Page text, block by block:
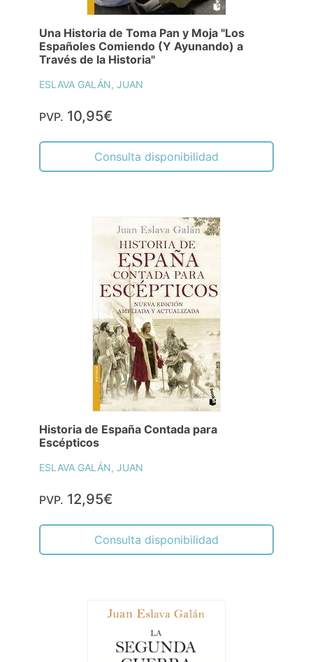
Una Historia de Toma Pan y Moja "Los
Españoles Comiendo (Y Ayunando) a
Través de la Historia"
ESLAVA GALÁN, JUAN
PVP. 10,95€
Consulta disponibilidad
Historia de España Contada para
Escépticos
ESLAVA GALÁN, JUAN
PVP. 12,95€
Consulta disponibilidad